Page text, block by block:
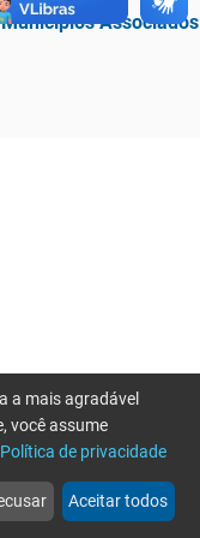
Associados
web
Notícias
more_horiz
Mais
a mais agradável
você assume
de privacidade
Aceitar todos
novamente